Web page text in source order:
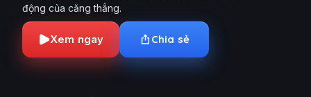
động của căng thẳng.
Xem ngay Chia sẻ